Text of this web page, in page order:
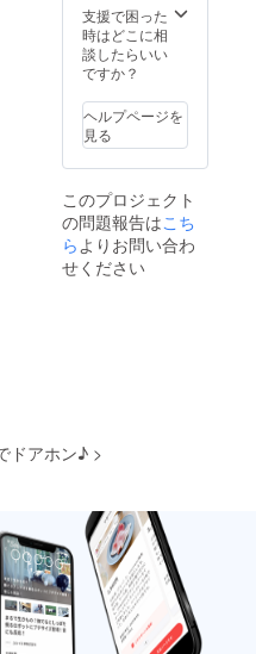
ができ
たまし
たら、
正規販
が販売
格より
下がる
がござ
いま
す。
ます
が、製
品改良
などの
仕様の
変更が
発生す
る可能
りま
す。 ※
皆様の
ご支援
を頂け
が販売
予定価
格より
下がる
可能性
がござ
いま
す。
支援で困った
時はどこに相
談したらいい
ですか？
ヘルプページを
見る
このプロジェクト
の問題報告はこち
らよりお問い合わ
せください
ドアホン♪ >